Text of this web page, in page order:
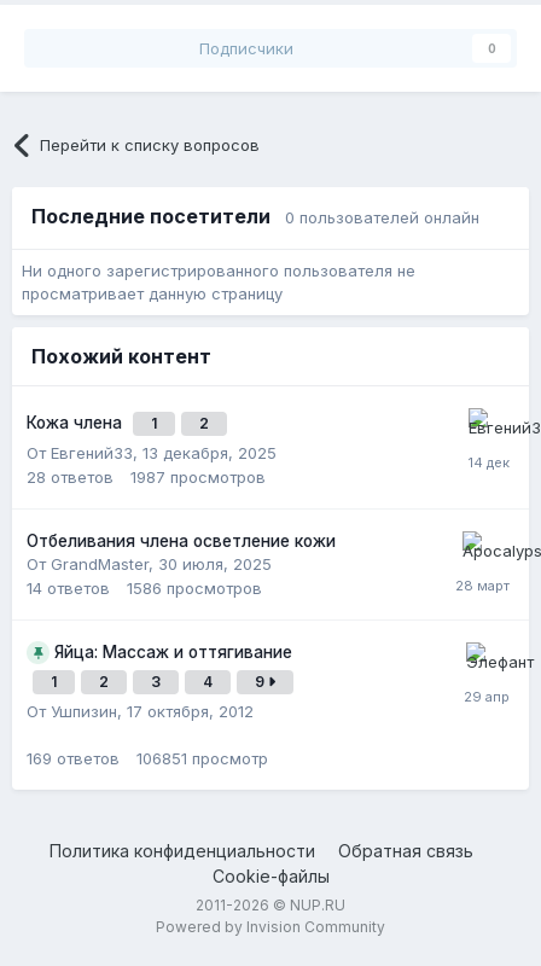
Подписчики 0
Перейти к списку вопросов
Последние посетители 0 пользователей онлайн
Ни одного зарегистрированного пользователя не
просматривает данную страницу
Похожий контент
Кожа члена 1 2
От Евгений33, 13 декабря, 2025
28 ответов 1987 просмотров
Отбеливания члена осветление кожи
От GrandMaster, 30 июля, 2025
14 ответов 1586 просмотров
Яйца: Массаж и оттягивание
1 2 3 4 9
От Ушпизин, 17 октября, 2012
169 ответов 106851 просмотр
Политика конфиденциальности
Обратная связь
Cookie-файлы
2011-2026 © NUP.RU
Powered by Invision Community